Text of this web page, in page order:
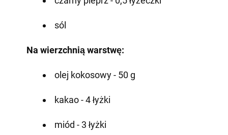
sól
Na wierzchnią warstwę:
olej kokosowy - 50 g
kakao - 4 łyżki
miód - 3 łyżki